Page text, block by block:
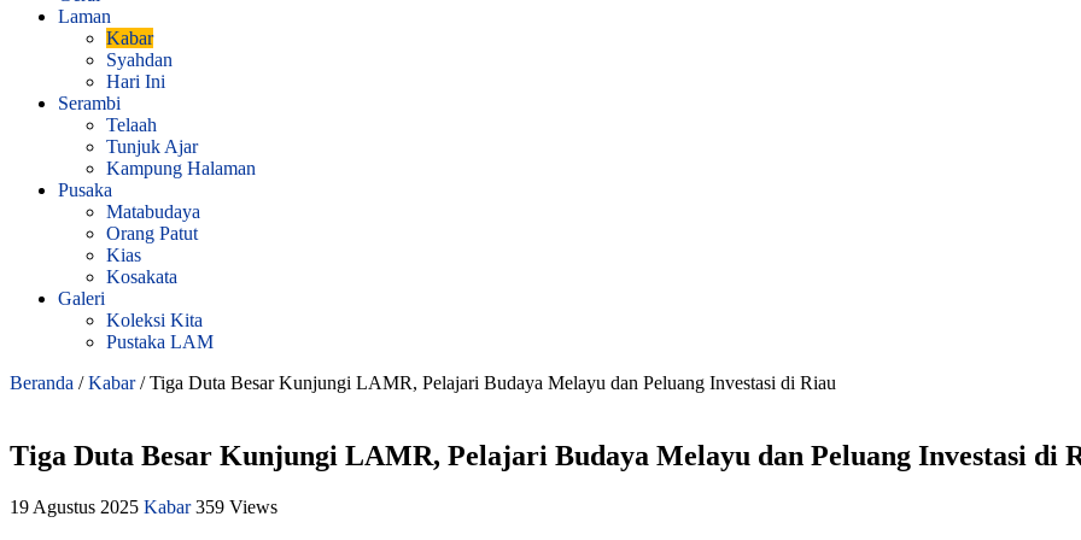
Laman
Kabar
Syahdan
Hari Ini
Serambi
Telaah
Tunjuk Ajar
Kampung Halaman
Pusaka
Matabudaya
Orang Patut
Kias
Kosakata
Galeri
Koleksi Kita
Pustaka LAM
Beranda / Kabar / Tiga Duta Besar Kunjungi LAMR, Pelajari Budaya Melayu dan Peluang Investasi di Riau
Tiga Duta Besar Kunjungi LAMR, Pelajari Budaya Melayu dan Peluang Investasi di
19 Agustus 2025 Kabar 359 Views